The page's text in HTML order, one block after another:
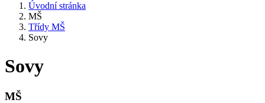
Úvodní stránka
MŠ
Třídy MŠ
Sovy
Sovy
MŠ